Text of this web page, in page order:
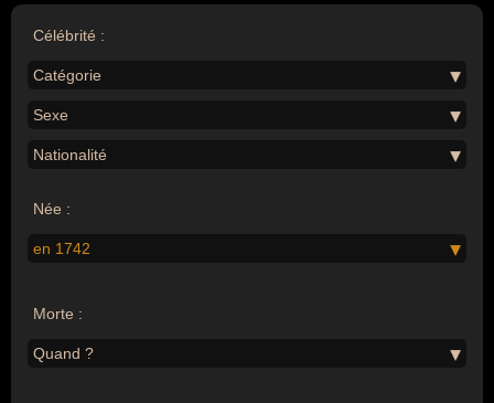
Célébrité :
Catégorie
Sexe
Nationalité
Née :
en 1742
Morte :
Quand ?